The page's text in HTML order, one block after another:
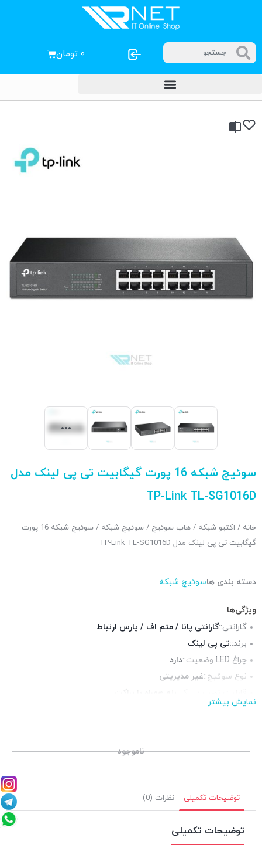
۰ تومان
سوئیچ شبکه 16 پورت گیگابیت تی پی لینک مدل
TP-Link TL-SG1016D
خانه / اکتیو شبکه / هاب سوئیچ / سوئیچ شبکه
/ سوئیچ شبکه 16 پورت
گیگابیت تی پی لینک مدل TP-Link TL-SG1016D
دسته بندی هاسوئیچ شبکه
ویژگی‌ها
گارانتی::گارانتی پانا / متم اف / پارس ارتباط
برند::تی پی لینک
چراغ LED وضعیت::
دارد
نوع سوئیچ::غیر مدیریتی
سایز::دسکتاپ
نمایش بیشتر
ناموجود
توضیحات تکمیلی نظرات (0)
توضیحات تکمیلی